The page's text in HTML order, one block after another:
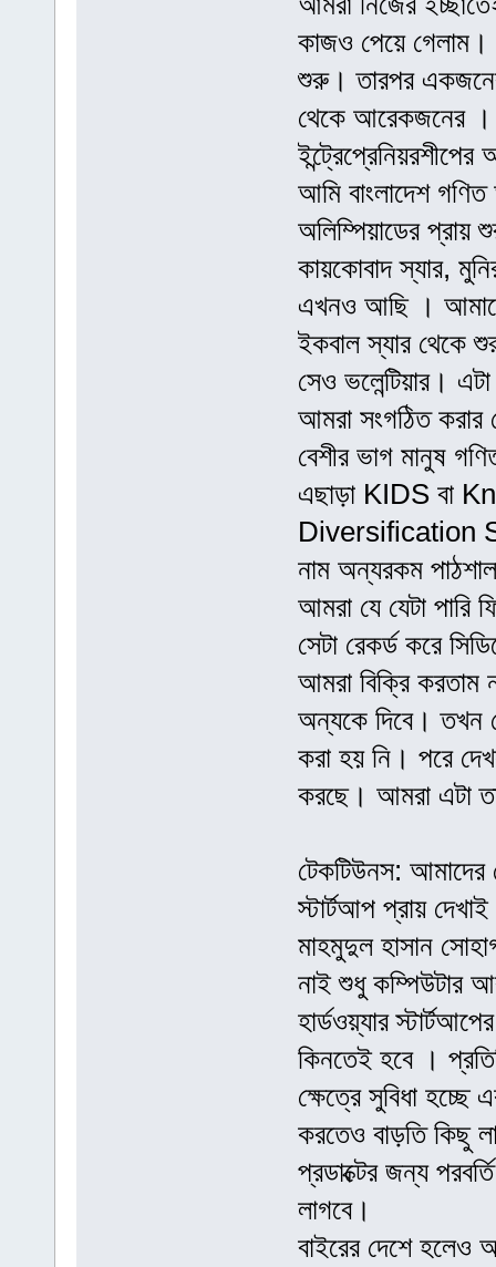
কাজও পেয়ে
শুরু। তারপর
থেকে আরেকজনের
আমি বাংলাদেশ
অলিম্পিয়াডের
কায়কোবাদ স্যার,
এখনও আছি ।
ইকবাল স্যার থেকে
সেও ভলেন্টিয়ার।
আমরা সংগঠিত করার
বেশীর ভাগ মানুষ
এছাড়া KIDS বা
Diversification
নাম অন্যরকম
আমরা যে যেটা পারি
সেটা রেকর্ড করে
আমরা বিক্রি করতাম
অন্যকে দিবে। তখন
করা হয় নি। পরে
করছে। আমরা এটা
টেকটিউনস: আমাদের
স্টার্টআপ প্রায়
মাহমুদুল হাসান
নাই শুধু কম্পিউটার
হার্ডওয়্যার
কিনতেই হবে ।
ক্ষেত্রে সুবিধা হচ্ছে
করতেও বাড়তি কিছু
প্রডাক্টের জন্য
লাগবে।
বাইরের দেশে হলেও